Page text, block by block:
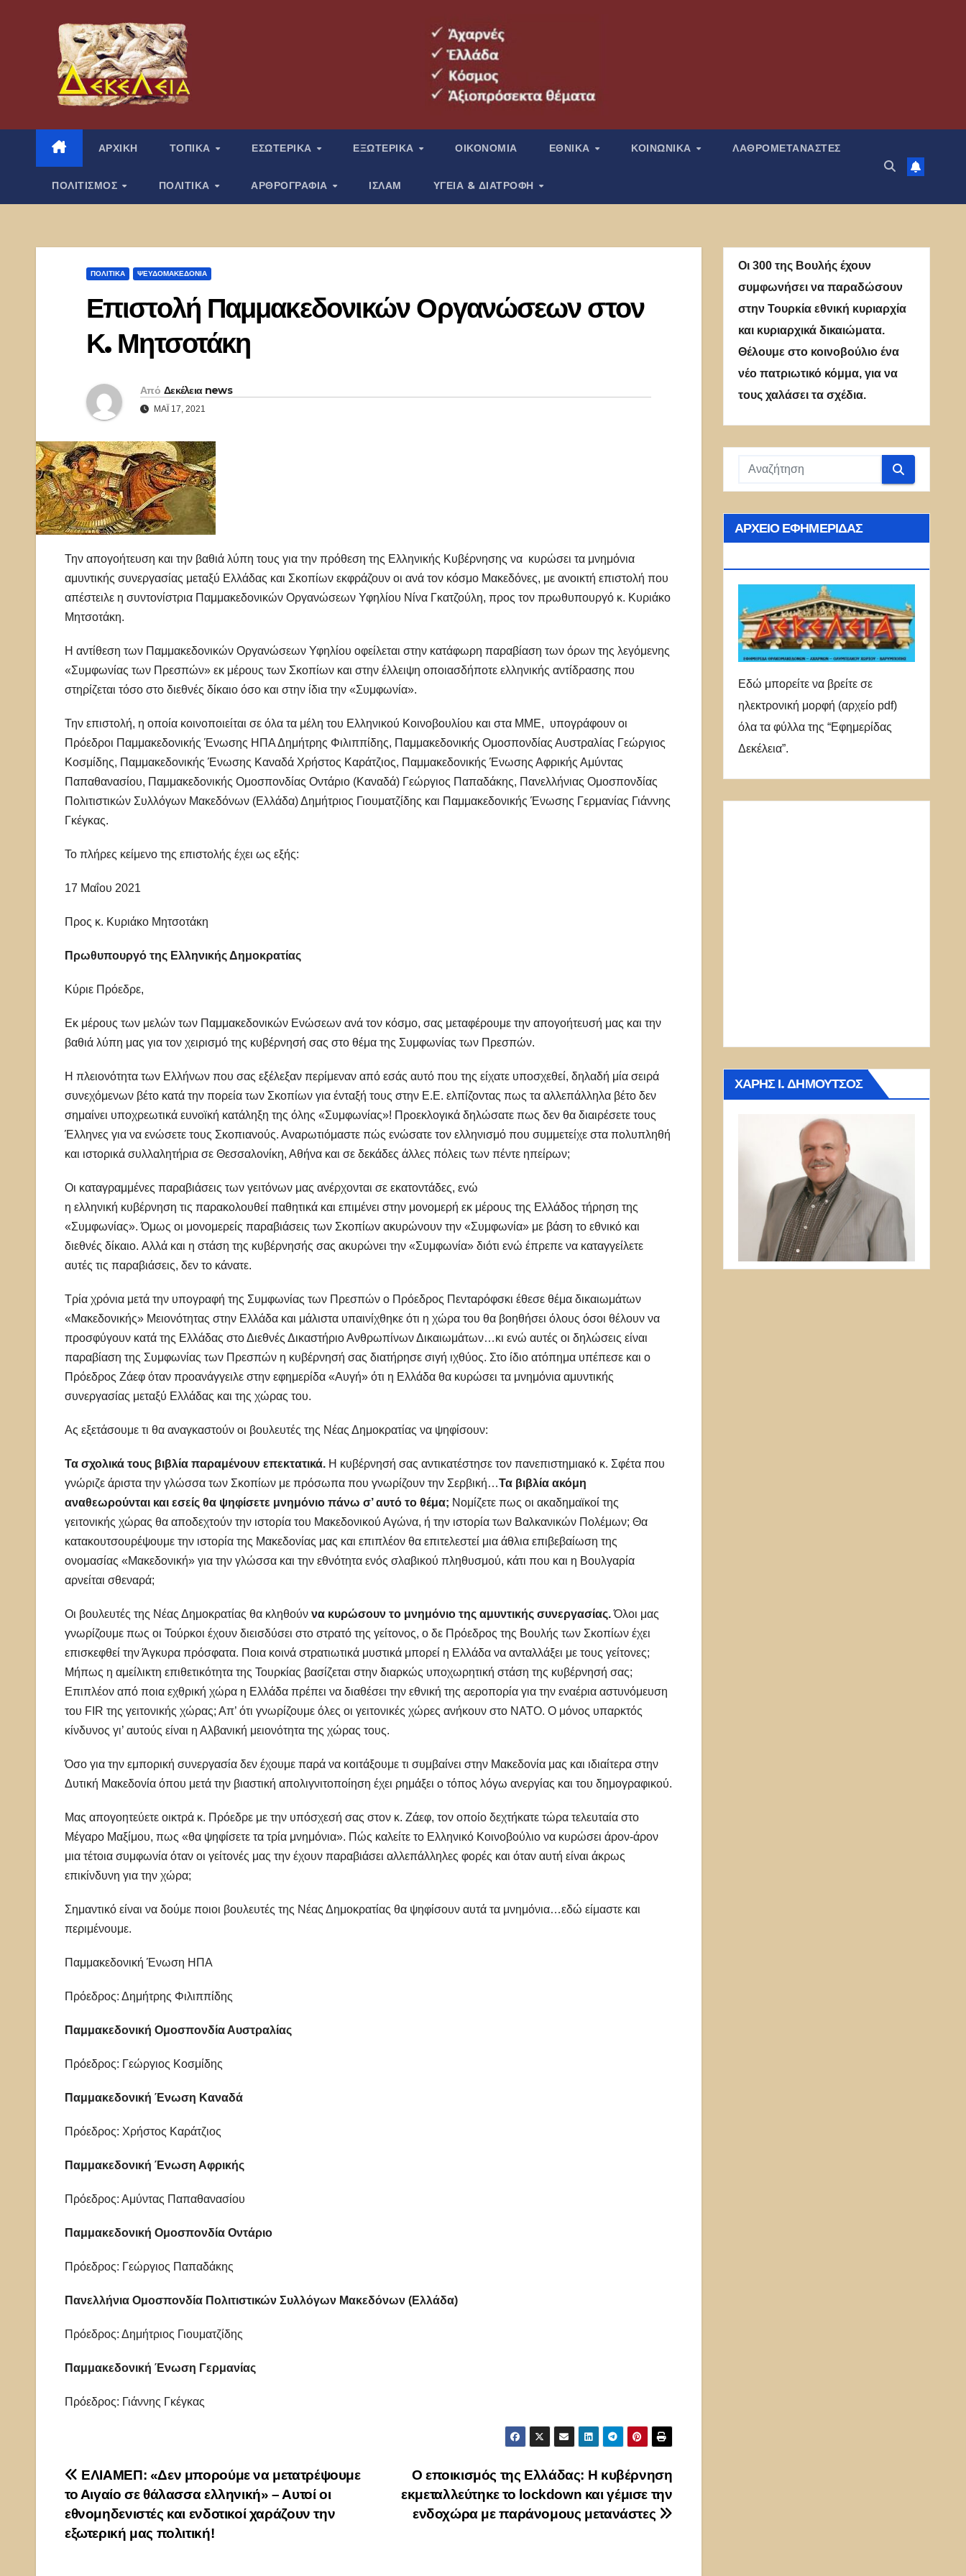
περιεχόμενο
ΑΡΧΙΚΗ ΤΟΠΙΚΑ ΕΣΩΤΕΡΙΚΑ ΕΞΩΤΕΡΙΚΑ ΟΙΚΟΝΟΜΙΑ ΕΘΝΙΚΑ ΚΟΙΝΩΝΙΚΑ ΛΑΘΡΟΜΕΤΑΝΑΣΤΕΣ
ΠΟΛΙΤΙΣΜΟΣ ΠΟΛΙΤΙΚΑ ΑΡΘΡΟΓΡΑΦΙΑ ΙΣΛΑΜ ΥΓΕΙΑ & ΔΙΑΤΡΟΦΗ
ΠΟΛΙΤΙΚΑ ΨΕΥΔΟΜΑΚΕΔΟΝΊΑ
Επιστολή Παμμακεδονικών Οργανώσεων στον
Κ. Μητσοτάκη
Από Δεκέλεια news
ΜΆΙ 17, 2021
Την απογοήτευση και την βαθιά λύπη τους για την πρόθεση της Ελληνικής Κυβέρνησης να κυρώσει τα μνημόνια
αμυντικής συνεργασίας μεταξύ Ελλάδας και Σκοπίων εκφράζουν οι ανά τον κόσμο Μακεδόνες, με ανοικτή επιστολή που
απέστειλε η συντονίστρια Παμμακεδονικών Οργανώσεων Υφηλίου Νίνα Γκατζούλη, προς τον πρωθυπουργό κ. Κυριάκο
Μητσοτάκη.
Η αντίθεση των Παμμακεδονικών Οργανώσεων Υφηλίου οφείλεται στην κατάφωρη παραβίαση των όρων της λεγόμενης
«Συμφωνίας των Πρεσπών» εκ μέρους των Σκοπίων και στην έλλειψη οποιασδήποτε ελληνικής αντίδρασης που
στηρίζεται τόσο στο διεθνές δίκαιο όσο και στην ίδια την «Συμφωνία».
Την επιστολή, η οποία κοινοποιείται σε όλα τα μέλη του Ελληνικού Κοινοβουλίου και στα ΜΜΕ, υπογράφουν οι
Πρόεδροι Παμμακεδονικής Ένωσης ΗΠΑ Δημήτρης Φιλιππίδης, Παμμακεδονικής Ομοσπονδίας Αυστραλίας Γεώργιος
Κοσμίδης, Παμμακεδονικής Ένωσης Καναδά Χρήστος Καράτζιος, Παμμακεδονικής Ένωσης Αφρικής Αμύντας
Παπαθανασίου, Παμμακεδονικής Ομοσπονδίας Οντάριο (Καναδά) Γεώργιος Παπαδάκης, Πανελλήνιας Ομοσπονδίας
Πολιτιστικών Συλλόγων Μακεδόνων (Ελλάδα) Δημήτριος Γιουματζίδης και Παμμακεδονικής Ένωσης Γερμανίας Γιάννης
Γκέγκας.
Το πλήρες κείμενο της επιστολής έχει ως εξής:
17 Μαΐου 2021
Προς κ. Κυριάκο Μητσοτάκη
Πρωθυπουργό της Ελληνικής Δημοκρατίας
Κύριε Πρόεδρε,
Εκ μέρους των μελών των Παμμακεδονικών Ενώσεων ανά τον κόσμο, σας μεταφέρουμε την απογοήτευσή μας και την
βαθιά λύπη μας για τον χειρισμό της κυβέρνησή σας στο θέμα της Συμφωνίας των Πρεσπών.
Η πλειονότητα των Ελλήνων που σας εξέλεξαν περίμεναν από εσάς αυτό που της είχατε υποσχεθεί, δηλαδή μία σειρά
συνεχόμενων βέτο κατά την πορεία των Σκοπίων για ένταξή τους στην Ε.Ε. ελπίζοντας πως τα αλλεπάλληλα βέτο δεν
σημαίνει υποχρεωτικά ευνοϊκή κατάληξη της όλης «Συμφωνίας»! Προεκλογικά δηλώσατε πως δεν θα διαιρέσετε τους
Έλληνες για να ενώσετε τους Σκοπιανούς. Αναρωτιόμαστε πώς ενώσατε τον ελληνισμό που συμμετείχε στα πολυπληθή
και ιστορικά συλλαλητήρια σε Θεσσαλονίκη, Αθήνα και σε δεκάδες άλλες πόλεις των πέντε ηπείρων;
Οι καταγραμμένες παραβιάσεις των γειτόνων μας ανέρχονται σε εκατοντάδες, ενώ
η ελληνική κυβέρνηση τις παρακολουθεί παθητικά και επιμένει στην μονομερή εκ μέρους της Ελλάδος τήρηση της
«Συμφωνίας». Όμως οι μονομερείς παραβιάσεις των Σκοπίων ακυρώνουν την «Συμφωνία» με βάση το εθνικό και
διεθνές δίκαιο. Αλλά και η στάση της κυβέρνησής σας ακυρώνει την «Συμφωνία» διότι ενώ έπρεπε να καταγγείλετε
αυτές τις παραβιάσεις, δεν το κάνατε.
Τρία χρόνια μετά την υπογραφή της Συμφωνίας των Πρεσπών ο Πρόεδρος Πενταρόφσκι έθεσε θέμα δικαιωμάτων
«Μακεδονικής» Μειονότητας στην Ελλάδα και μάλιστα υπαινίχθηκε ότι η χώρα του θα βοηθήσει όλους όσοι θέλουν να
προσφύγουν κατά της Ελλάδας στο Διεθνές Δικαστήριο Ανθρωπίνων Δικαιωμάτων…κι ενώ αυτές οι δηλώσεις είναι
παραβίαση της Συμφωνίας των Πρεσπών η κυβέρνησή σας διατήρησε σιγή ιχθύος. Στο ίδιο ατόπημα υπέπεσε και ο
Πρόεδρος Ζάεφ όταν προανάγγειλε στην εφημερίδα «Αυγή» ότι η Ελλάδα θα κυρώσει τα μνημόνια αμυντικής
συνεργασίας μεταξύ Ελλάδας και της χώρας του.
Ας εξετάσουμε τι θα αναγκαστούν οι βουλευτές της Νέας Δημοκρατίας να ψηφίσουν:
Τα σχολικά τους βιβλία παραμένουν επεκτατικά. Η κυβέρνησή σας αντικατέστησε τον πανεπιστημιακό κ. Σφέτα που
γνώριζε άριστα την γλώσσα των Σκοπίων με πρόσωπα που γνωρίζουν την Σερβική…Τα βιβλία ακόμη
αναθεωρούνται και εσείς θα ψηφίσετε μνημόνιο πάνω σ’ αυτό το θέμα; Νομίζετε πως οι ακαδημαϊκοί της
γειτονικής χώρας θα αποδεχτούν την ιστορία του Μακεδονικού Αγώνα, ή την ιστορία των Βαλκανικών Πολέμων; Θα
κατακουτσουρέψουμε την ιστορία της Μακεδονίας μας και επιπλέον θα επιτελεστεί μια άθλια επιβεβαίωση της
ονομασίας «Μακεδονική» για την γλώσσα και την εθνότητα ενός σλαβικού πληθυσμού, κάτι που και η Βουλγαρία
αρνείται σθεναρά;
Οι βουλευτές της Νέας Δημοκρατίας θα κληθούν να κυρώσουν το μνημόνιο της αμυντικής συνεργασίας.Όλοι μας
γνωρίζουμε πως οι Τούρκοι έχουν διεισδύσει στο στρατό της γείτονος, ο δε Πρόεδρος της Βουλής των Σκοπίων έχει
επισκεφθεί την Άγκυρα πρόσφατα. Ποια κοινά στρατιωτικά μυστικά μπορεί η Ελλάδα να ανταλλάξει με τους γείτονες;
Μήπως η αμείλικτη επιθετικότητα της Τουρκίας βασίζεται στην διαρκώς υποχωρητική στάση της κυβέρνησή σας;
Επιπλέον από ποια εχθρική χώρα η Ελλάδα πρέπει να διαθέσει την εθνική της αεροπορία για την εναέρια αστυνόμευση
του FIR της γειτονικής χώρας; Απ’ ότι γνωρίζουμε όλες οι γειτονικές χώρες ανήκουν στο ΝΑΤΟ. Ο μόνος υπαρκτός
κίνδυνος γι’ αυτούς είναι η Αλβανική μειονότητα της χώρας τους.
Όσο για την εμπορική συνεργασία δεν έχουμε παρά να κοιτάξουμε τι συμβαίνει στην Μακεδονία μας και ιδιαίτερα στην
Δυτική Μακεδονία όπου μετά την βιαστική απολιγνιτοποίηση έχει ρημάξει ο τόπος λόγω ανεργίας και του δημογραφικού.
Μας απογοητεύετε οικτρά κ. Πρόεδρε με την υπόσχεσή σας στον κ. Ζάεφ, τον οποίο δεχτήκατε τώρα τελευταία στο
Μέγαρο Μαξίμου, πως «θα ψηφίσετε τα τρία μνημόνια». Πώς καλείτε το Ελληνικό Κοινοβούλιο να κυρώσει άρον-άρον
μια τέτοια συμφωνία όταν οι γείτονές μας την έχουν παραβιάσει αλλεπάλληλες φορές και όταν αυτή είναι άκρως
επικίνδυνη για την χώρα;
Σημαντικό είναι να δούμε ποιοι βουλευτές της Νέας Δημοκρατίας θα ψηφίσουν αυτά τα μνημόνια…εδώ είμαστε και
περιμένουμε.
Παμμακεδονική Ένωση ΗΠΑ
Πρόεδρος: Δημήτρης Φιλιππίδης
Παμμακεδονική Ομοσπονδία Αυστραλίας
Πρόεδρος: Γεώργιος Κοσμίδης
Παμμακεδονική Ένωση Καναδά
Πρόεδρος: Χρήστος Καράτζιος
Παμμακεδονική Ένωση Αφρικής
Πρόεδρος: Αμύντας Παπαθανασίου
Παμμακεδονική Ομοσπονδία Οντάριο
Πρόεδρος: Γεώργιος Παπαδάκης
Πανελλήνια Ομοσπονδία Πολιτιστικών Συλλόγων Μακεδόνων (Ελλάδα)
Πρόεδρος: Δημήτριος Γιουματζίδης
Παμμακεδονική Ένωση Γερμανίας
Πρόεδρος: Γιάννης Γκέγκας
Πλοήγηση
άρθρων
Ο εποικισμός της Ελλάδας: H κυβέρνηση
εκμεταλλεύτηκε το lockdown και γέμισε την
ενδοχώρα με παράνομους μετανάστες
ΕΛΙΑΜΕΠ: «Δεν μπορούμε να μετατρέψουμε
το Αιγαίο σε θάλασσα ελληνική» – Αυτοί οι
εθνομηδενιστές και ενδοτικοί χαράζουν την
εξωτερική μας πολιτική!
Οι 300 της Βουλής έχουν
συμφωνήσει να παραδώσουν
στην Τουρκία εθνική κυριαρχία
και κυριαρχικά δικαιώματα.
Θέλουμε στο κοινοβούλιο ένα
νέο πατριωτικό κόμμα, για να
τους χαλάσει τα σχέδια.
ΑΡΧΕΊΟ ΕΦΗΜΕΡΊΔΑΣ
Εδώ μπορείτε να βρείτε σε
ηλεκτρονική μορφή (αρχείο pdf)
όλα τα φύλλα της “Εφημερίδας
Δεκέλεια”.
ΧΆΡΗΣ Ι. ΔΗΜΟΎΤΣΟΣ